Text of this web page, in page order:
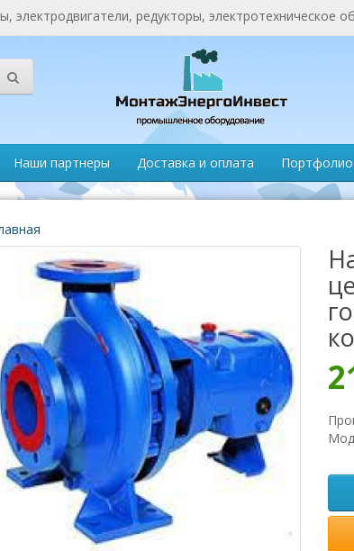
редукторы, электротехническое
Наши партнеры Доставка и оплата Портфолио